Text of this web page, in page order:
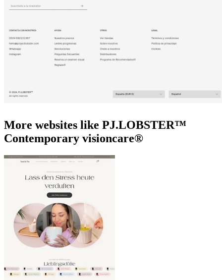
More websites like PJ.LOBSTER™
Contemporary visioncare®